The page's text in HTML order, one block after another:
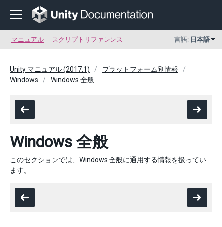
マニュアル スクリプトリファレンス 言語: 日本語
Unity マニュアル (2017.1)
プラットフォーム別情報
Windows
Windows 全般
Windows 全般
このセクションでは、Windows 全般に通用する情報を扱ってい
ます。